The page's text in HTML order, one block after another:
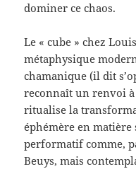
dominer ce chaos.
Le « cube » chez
métaphysique
chamanique (il dit
reconnaît un renvoi à
ritualise la
éphémère en
performatif comme,
Beuys, mais